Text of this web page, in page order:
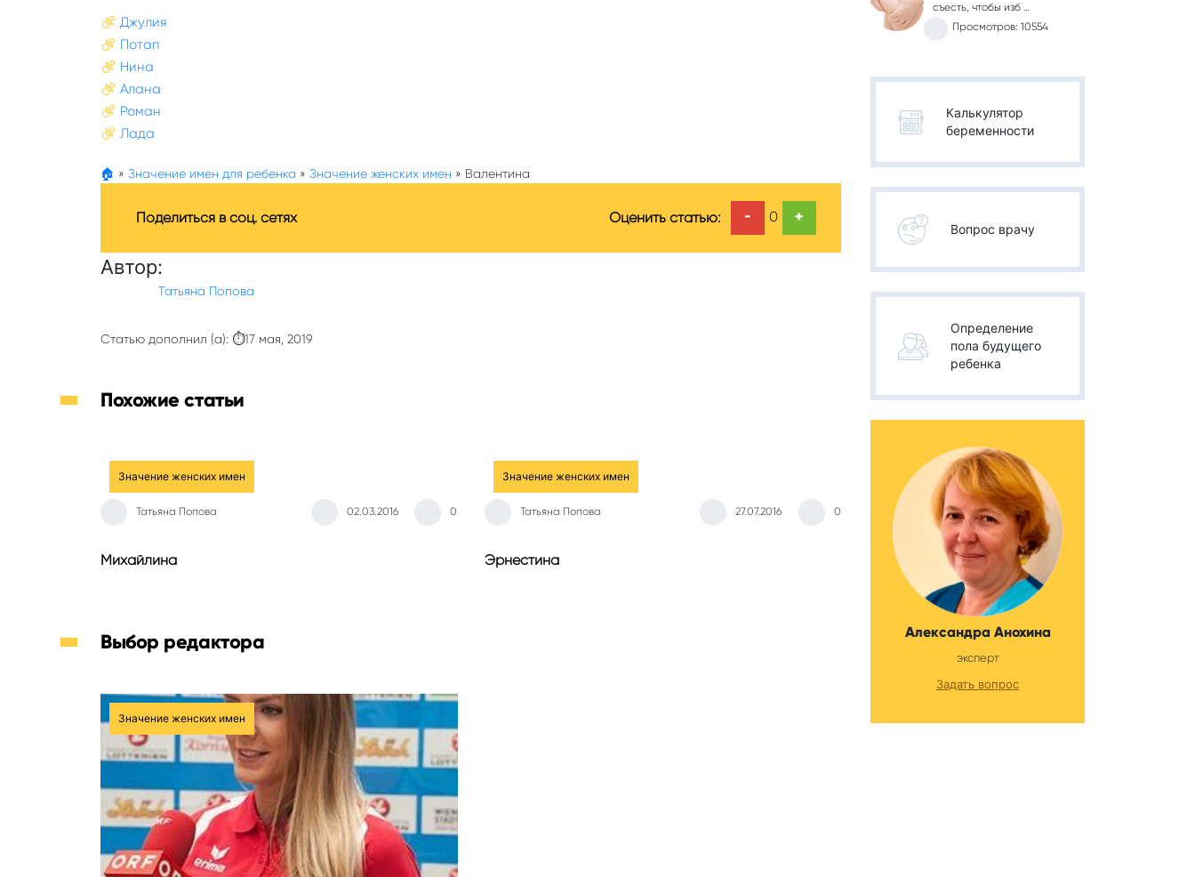
Джулия
Потап
Нина
Алана
Роман
Лада
🏠 » Значение имен для ребенка » Значение женских имен » Валентина
Поделиться в соц. сетях Оценить статью: - 0 +
Автор:
Татьяна Попова
Статью дополнил (а): ⏱17 мая, 2019
Похожие статьи
Значение женских имен
Татьяна Попова 02.03.2016 0
Михайлина
Значение женских имен
Татьяна Попова 27.07.2016 0
Эрнестина
Выбор редактора
Значение женских имен
съесть, чтобы изб …
Просмотров: 10554
Калькулятор
беременности
Вопрос врачу
Определение
пола будущего
ребенка
Александра Анохина
эксперт
Задать вопрос